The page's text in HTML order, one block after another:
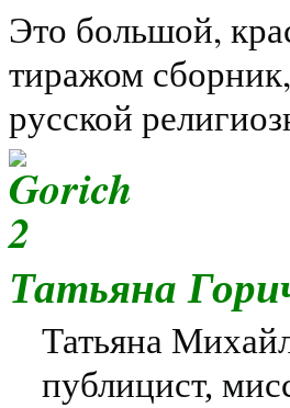
Это большой,
тиражом
русской
Татьяна
Татьяна
публицист,